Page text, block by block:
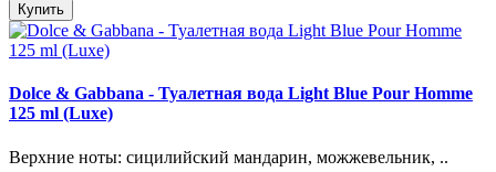
Купить
Dolce & Gabbana - Туалетная вода Light Blue Pour Homme
125 ml (Luxe)
Верхние ноты: сицилийский мандарин, можжевельник, ..